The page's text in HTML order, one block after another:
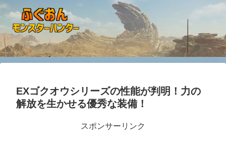
EXゴクオウシリーズの性能が判明！力の
解放を生かせる優秀な装備！
スポンサーリンク